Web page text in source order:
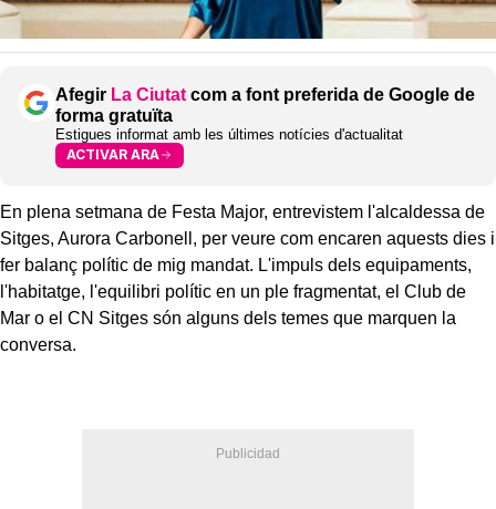
Afegir La Ciutat com a font preferida de Google de
forma gratuïta
Estigues informat amb les últimes notícies d'actualitat
ACTIVAR ARA
En plena setmana de Festa Major, entrevistem l'alcaldessa de
Sitges, Aurora Carbonell, per veure com encaren aquests dies i
fer balanç polític de mig mandat. L'impuls dels equipaments,
l'habitatge, l'equilibri polític en un ple fragmentat, el Club de
Mar o el CN Sitges són alguns dels temes que marquen la
conversa.